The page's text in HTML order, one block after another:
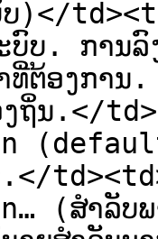
)</
ບ. ການລົ
ທີ່ຕ້ອງກາ
ອງຖິ່ນ.</
ະ.</
(ສໍາລັບພ